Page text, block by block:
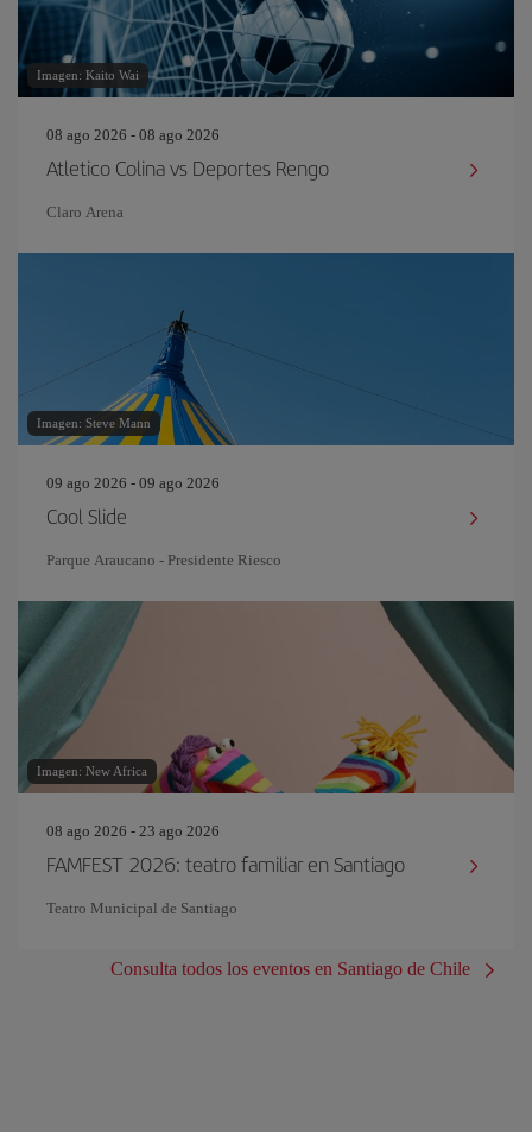
Imagen: Kaito Wai
08 ago 2026 - 08 ago 2026
Atletico Colina vs Deportes Rengo
Claro Arena
Imagen: Steve Mann
09 ago 2026 - 09 ago 2026
Cool Slide
Parque Araucano - Presidente Riesco
Imagen: New Africa
08 ago 2026 - 23 ago 2026
FAMFEST 2026: teatro familiar en Santiago
Teatro Municipal de Santiago
Consulta todos los eventos en Santiago de Chile